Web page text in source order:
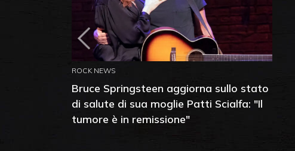
ROCK NEWS
Bruce Springsteen aggiorna sullo stato
di salute di sua moglie Patti Scialfa: "Il
tumore è in remissione"